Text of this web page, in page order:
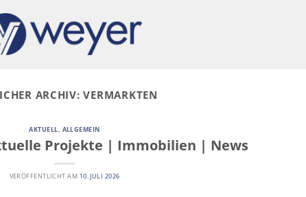
ARCHIV:VERMARKTEN
AKTUELL, ALLGEMEIN
Projekte | Immobilien | News
VERÖFFENTLICHT AM 10. JULI 2026